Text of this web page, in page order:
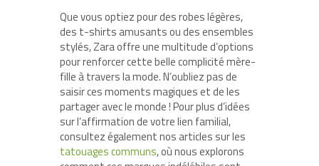
Que vous optiez pour des robes légères,
des t-shirts amusants ou des ensembles
stylés, Zara offre une multitude d’options
pour renforcer cette belle complicité mère-
fille à travers la mode. N’oubliez pas de
saisir ces moments magiques et de les
partager avec le monde ! Pour plus d’idées
sur l’affirmation de votre lien familial,
consultez également nos articles sur les
tatouages communs, où nous explorons